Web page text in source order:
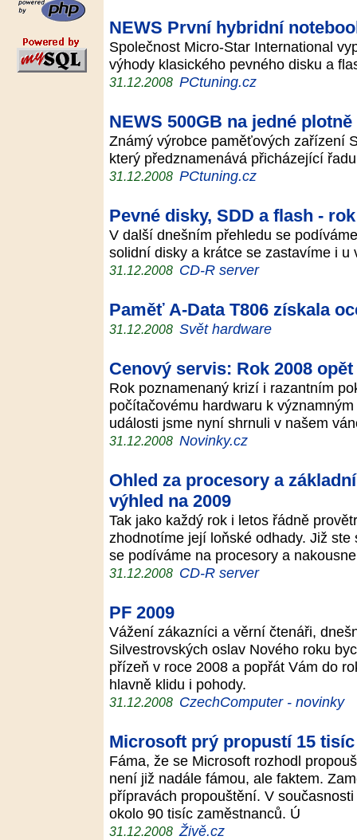
NEWS První hybridní
Společnost Micro-Star International
výhody klasického pevného disku a
31.12.2008 PCtuning.cz
NEWS 500GB na jedné plotně
Známý výrobce paměťových zařízení
který předznamenává přicházející
31.12.2008 PCtuning.cz
Pevné disky, SDD a flash -
V další dnešním přehledu se
solidní disky a krátce se zastavíme i
31.12.2008 CD-R server
Paměť A-Data T806 získala
31.12.2008 Svět hardware
Cenový servis: Rok 2008
Rok poznamenaný krizí i razantním
počítačovému hardwaru k
události jsme nyní shrnuli v našem
31.12.2008 Novinky.cz
Ohled za procesory a
výhled na 2009
Tak jako každý rok i letos řádně
zhodnotíme její loňské odhady. Již
se podíváme na procesory a
31.12.2008 CD-R server
PF 2009
Vážení zákazníci a věrní čtenáři,
Silvestrovských oslav Nového roku
přízeň v roce 2008 a popřát Vám do
hlavně klidu i pohody.
31.12.2008 CzechComputer - novinky
Microsoft prý propustí 15
Fáma, že se Microsoft rozhodl
není již nadále fámou, ale faktem.
přípravách propouštění. V
okolo 90 tisíc zaměstnanců. Ú
31.12.2008 Živě.cz